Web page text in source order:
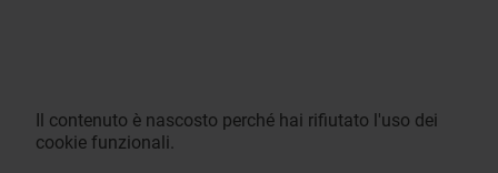
Il contenuto è nascosto perché hai rifiutato l'uso dei
cookie funzionali.